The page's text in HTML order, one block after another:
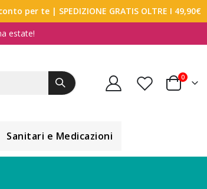
per te | SPEDIZIONE GRATIS OLTRE I 49,90€
estate!
Carrello
0
Sanitari e Medicazioni